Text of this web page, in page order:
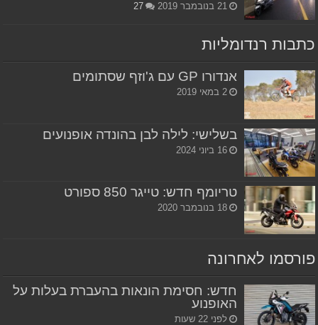
21 בנובמבר 2019 27
כתבות רנדומליות
אנדורו GP עם ג'וזף שסתומים
2 במאי 2019
בשלישי: לילה לבן בהונדה אופנועים
16 ביוני 2024
טריומף חדש: טייגר 850 ספורט
18 בנובמבר 2020
פורסמו לאחרונה
חדש: חסימת הונאות בהעברת בעלות על
האופנוע
לפני 22 שעות